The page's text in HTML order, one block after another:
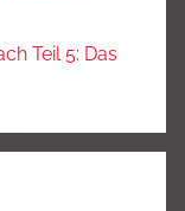
Teil 5: Das